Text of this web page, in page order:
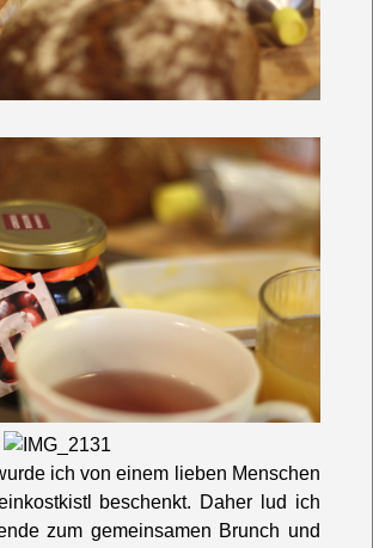
ich von einem lieben Menschen
beschenkt. Daher lud ich
zum gemeinsamen Brunch und